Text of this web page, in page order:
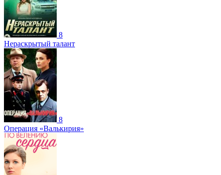
8
Нераскрытый талант
8
Операция «Валькирия»